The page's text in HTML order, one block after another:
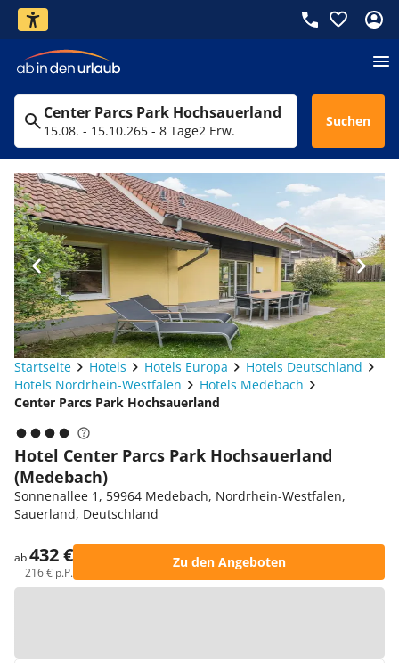
Center Parcs Park Hochsauerland
15.08. - 15.10.265 - 8 Tage2 Erw.
Suchen
Startseite Hotels Hotels Europa
Hotels Deutschland
Hotels Nordrhein-Westfalen
Hotels Medebach
Center Parcs Park Hochsauerland
Hotel Center Parcs Park Hochsauerland
(Medebach)
Sonnenallee 1, 59964 Medebach, Nordrhein-Westfalen,
Sauerland, Deutschland
ab432 €
216 € p.P.
Zu den Angeboten